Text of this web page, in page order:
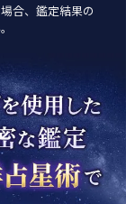
合、鑑定結果の